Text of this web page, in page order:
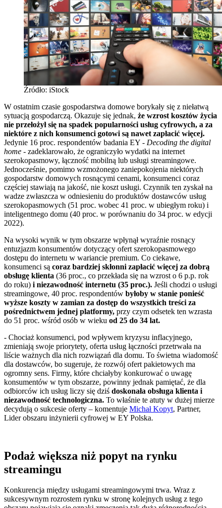
Źródło: iStock
W ostatnim czasie gospodarstwa domowe borykały się z niełatwą
sytuacją gospodarczą. Okazuje się jednak, że wzrost kosztów życia
nie przełożył się na spadek popularności usług cyfrowych, a za
niektóre z nich konsumenci gotowi są nawet zapłacić więcej.
Jedynie 16 proc. respondentów badania EY - Decoding the digital
home - zadeklarowało, że ograniczyło wydatki na internet
szerokopasmowy, łączność mobilną lub usługi streamingowe.
Jednocześnie, pomimo wzmożonego zaniepokojenia niektórych
gospodarstw domowych rosnącymi cenami, konsumenci coraz
częściej stawiają na jakość, nie koszt usługi. Czynnik ten zyskał na
wadze zwłaszcza w odniesieniu do produktów dostawców usług
szerokopasmowych (51 proc. wobec 41 proc. w ubiegłym roku) i
inteligentnego domu (40 proc. w porównaniu do 34 proc. w edycji
2022).
Na wysoki wynik w tym obszarze wpłynął wyraźnie rosnący
entuzjazm konsumentów dotyczący ofert szerokopasmowego
dostępu do internetu w wariancie premium. Co ciekawe,
konsumenci są coraz bardziej skłonni zapłacić więcej za dobrą
obsługę klienta (36 proc., co przekłada się na wzrost o 6 p.p. rok
do roku) i niezawodność internetu (35 proc.). Jeśli chodzi o usługi
streamingowe, 40 proc. respondentów byłoby w stanie ponieść
wyższe koszty w zamian za dostęp do wszystkich treści za
pośrednictwem jednej platformy, przy czym odsetek ten wzrasta
do 51 proc. wśród osób w wieku od 25 do 34 lat.
- Chociaż konsumenci, pod wpływem kryzysu inflacyjnego,
zmieniają swoje priorytety, oferta usług łączności przetrwała na
liście ważnych dla nich rozwiązań dla domu. To świetna wiadomość
dla dostawców, bo sugeruje, że rozwój ofert pakietowych ma
ogromny sens. Firmy, które chciałyby konkurować o uwagę
konsumentów w tym obszarze, powinny jednak pamiętać, że dla
odbiorców ich usług liczy się dziś doskonała obsługa klienta i
niezawodność technologiczna. To właśnie te atuty w dużej mierze
decydują o sukcesie oferty – komentuje Michał Kopyt, Partner,
Lider obszaru inżynierii cyfrowej w EY Polska.
Podaż większa niż popyt na rynku
streamingu
Konkurencja między usługami streamingowymi trwa. Wraz z
sukcesywnym rozrostem rynku w stronę kolejnych usług z tego